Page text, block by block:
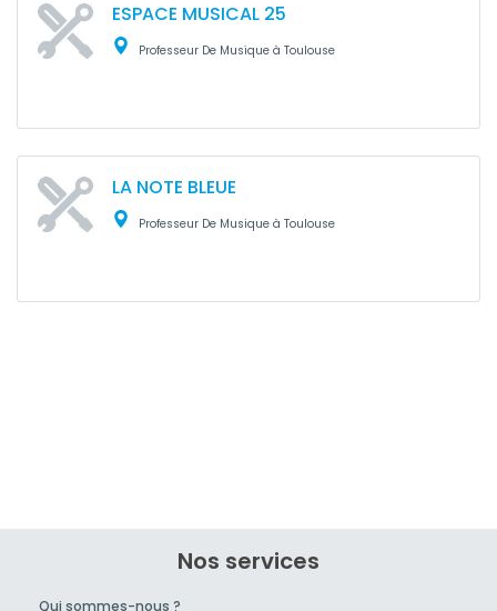
ESPACE MUSICAL 25
Professeur De Musique à Toulouse
LA NOTE BLEUE
Professeur De Musique à Toulouse
Nos services
Qui sommes-nous ?